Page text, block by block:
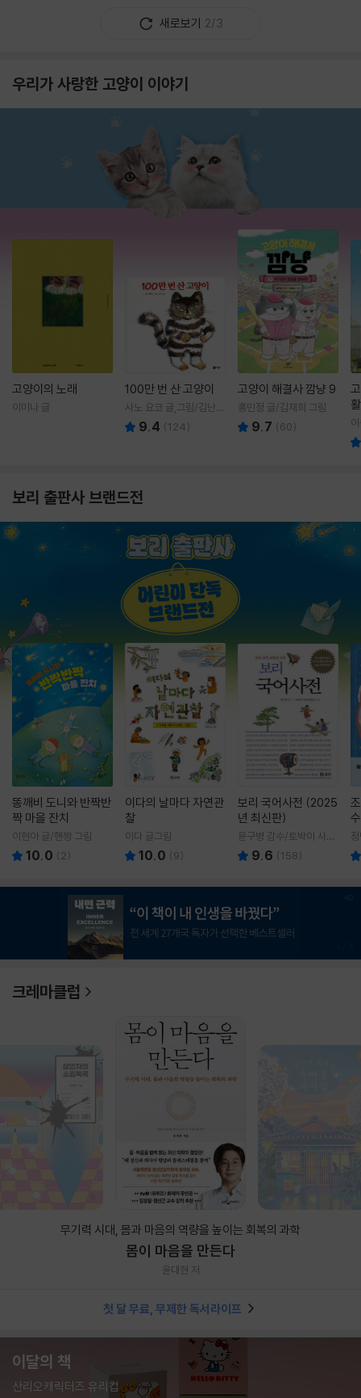
새로보기 2/3
우리가 사랑한 고양이 이야기
고양이의 노래
이미나 글
100만 번 산 고양이
사노 요코 글,그림/김난주
역 9.4 (124)
고양이 해결사 깜냥 9
홍민정 글/김재희 그림
9.7 (60)
보리 출판사 브랜드전
똥깨비 도니와 반짝반
짝 마을 잔치
이현아 글/핸짱 그림
10.0 ( 2)
이다의 날마다 자연관
찰
이다 글그림
10.0 (9)
보리 국어사전 (2025
년 최신판)
윤구병 감수/토박이 사전
편찬실 편
9.6 (158)
크레마클럽
무기력 시대, 몸과 마음의 역량을 높이는 회복의 과학
몸이 마음을 만든다
윤대현 저
첫 달 무료, 무제한 독서라이프
이달의 책
산리오캐릭터즈 유리컵